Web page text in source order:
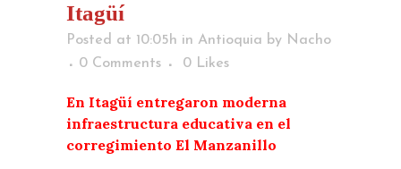
Itagüí
Posted at 10:05h in Antioquia by Nacho
0 Comments
0 Likes
En Itagüí entregaron moderna
infraestructura educativa en el
corregimiento El Manzanillo